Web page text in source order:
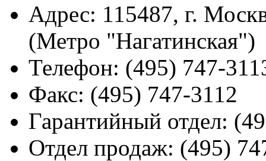
Адрес: 115487, г.
(Метро "Нагатинская")
Телефон: (495) 747-
Факс: (495) 747-3112
Гарантийный отдел:
Отдел продаж: (495)